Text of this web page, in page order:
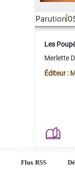
Parution
Les
Merlette
Éditeur :
Flux RSS